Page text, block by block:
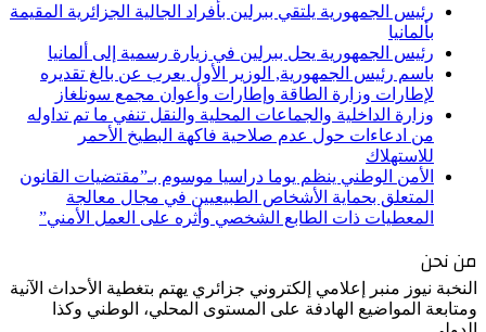
رئيس الجمهورية يلتقي ببرلين بأفراد الجالية الجزائرية المقيمة
بألمانيا
رئيس الجمهورية يحل ببرلين في زيارة رسمية إلى ألمانيا
باسم رئيس الجمهورية, الوزير الأول يعرب عن بالغ تقديره
لإطارات وزارة الطاقة وإطارات وأعوان مجمع سونلغاز
وزارة الداخلية والجماعات المحلية والنقل تنفي ما تم تداوله
من ادعاءات حول عدم صلاحية فاكهة البطيخ الأحمر
للاستهلاك
الأمن الوطني ينظم يوما دراسيا موسوم بـ”مقتضيات القانون
المتعلق بحماية الأشخاص الطبيعيين في مجال معالجة
المعطيات ذات الطابع الشخصي وأثره على العمل الأمني”
من نحن
النخبة نيوز منبر إعلامي إلكتروني جزائري يهتم بتغطية الأحداث الآنية
ومتابعة المواضيع الهادفة على المستوى المحلي، الوطني وكذا